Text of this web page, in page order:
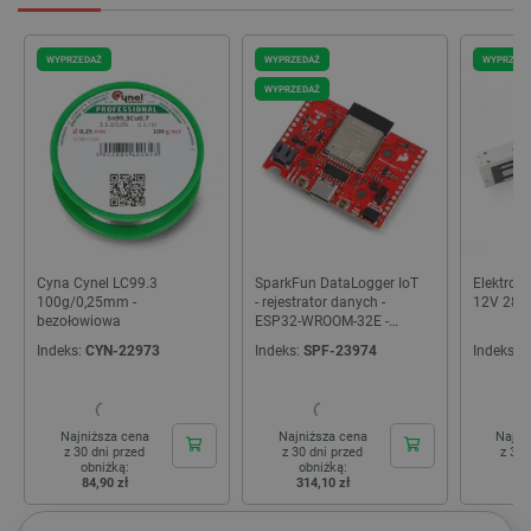
Cyna Cynel LC99.3
100g/0,25mm -
bezołowiowa
Indeks: CYN-22973
Najniższa cena
z 30 dni przed
obniżką:
84,90 zł
WYPRZEDAŻ
SparkFun DataLogger IoT
- rejestrator danych -
ESP32-WROOM-32E -
Indeks: SPF-23974
Najniższa cena
z 30 dni przed
obniżką:
314,10 zł
WYPRZEDAŻ
WYPRZEDAŻ
12V
Indeks:
z 30
Pamięć
lokalna
_cltk
Pamięć
sesji
smforms
Pamięć
lokalna
_smvc
Pamięć
sesji
dlapi_consent
Pamięć
lokalna
Pamięć
lokalna
lastExternalReferrer
Pamięć
lokalna
ea_lu_ts
Pamięć